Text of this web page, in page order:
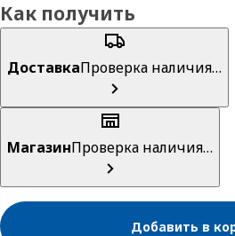
Как получить
ДоставкаПроверка наличия…
МагазинПроверка наличия…
Добавить в